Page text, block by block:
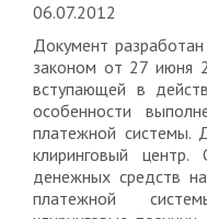
06.07.2012
Документ
законом от 27
вступающей в
особенности
платежной системы.
клиринговый
денежных средств
платежной